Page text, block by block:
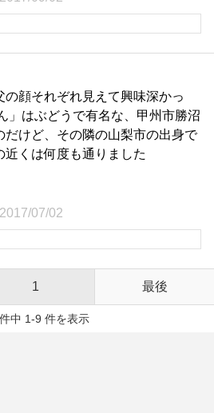
の顔それぞれ見えて興味深かっ
」はぶどうで有名な、甲州市勝沼
だけど、その隣の山梨市の出身で
近くは何度も通りました
2017/07/02
1 最後
中 1-9 件を表示